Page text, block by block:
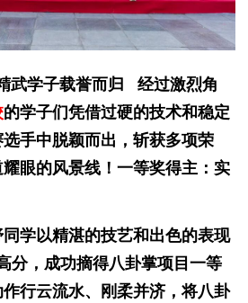
学子载誉而归 经过激烈角
的学子们凭借过硬的技术和稳定
手中脱颖而出，斩获多项荣
眼的风景线！一等奖得主：实
学以精湛的技艺和出色的表现
分，成功摘得八卦掌项目一等
行云流水、刚柔并济，将八卦